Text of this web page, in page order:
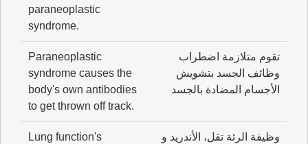
paraneoplastic
syndrome.
تقوم متلازمة اضطراب
وظائف الجسد بتشويش
الأجسام المضادة بالجسد
Paraneoplastic
syndrome causes the
body's own antibodies
to get thrown off track.
وظيفة الرئة تقل، الأندريد و
Lung function's